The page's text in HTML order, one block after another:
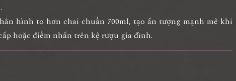
hình to hơn chai chuẩn 700ml, tạo ấn tượng mạnh mẽ khi
hoặc điểm nhấn trên kệ rượu gia đình.